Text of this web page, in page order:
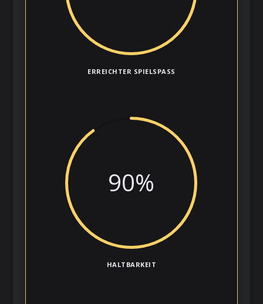
ERREICHTER SPIELSPASS
90%
HALTBARKEIT